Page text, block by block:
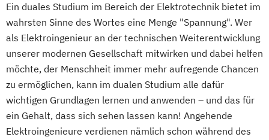
Internationales Technologiemanagement
Kunststofftechnik
Maschinenbau
Medienproduktion und Medientechnik
Medizintechnik Patentingenieurwesen
Umwelttechnik
Umwelttechnologie
Wirtschaftsingenieurwesen
Ein duales Studium im Bereich der Elektrotechnik bietet im
wahrsten Sinne des Wortes eine Menge "Spannung". Wer
als Elektroingenieur an der technischen Weiterentwicklung
unserer modernen Gesellschaft mitwirken und dabei helfen
möchte, der Menschheit immer mehr aufregende Chancen
zu ermöglichen, kann im dualen Studium alle dafür
wichtigen Grundlagen lernen und anwenden – und das für
ein Gehalt, dass sich sehen lassen kann! Angehende
Elektroingenieure verdienen nämlich schon während des